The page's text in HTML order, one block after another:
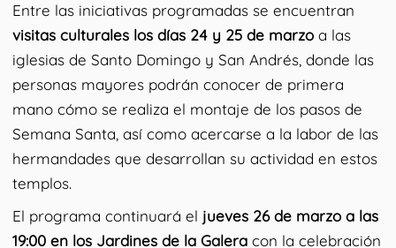
Entre las iniciativas programadas se encuentran
visitas culturales los días 24 y 25 de marzoa las
iglesias de Santo Domingo y San Andrés, donde las
personas mayores podrán conocer de primera
mano cómo se realiza el montaje de los pasos de
Semana Santa, así como acercarse a la labor de las
hermandades que desarrollan su actividad en estos
templos.
El programa continuará el jueves 26 de marzo a las
19:00 en los Jardines de la Galeracon la celebración